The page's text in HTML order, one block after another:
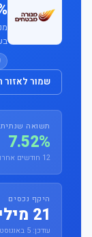
שמור לאזור
תשואה שנתית
7.52%
12 חודשים אחרונים
היקף נכסים
21 מיליון ₪
עודכן: 5 באוגוסט 2026